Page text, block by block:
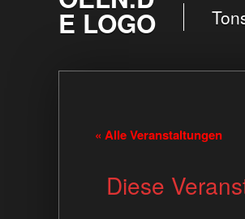
« Alle Veranstaltungen
Diese